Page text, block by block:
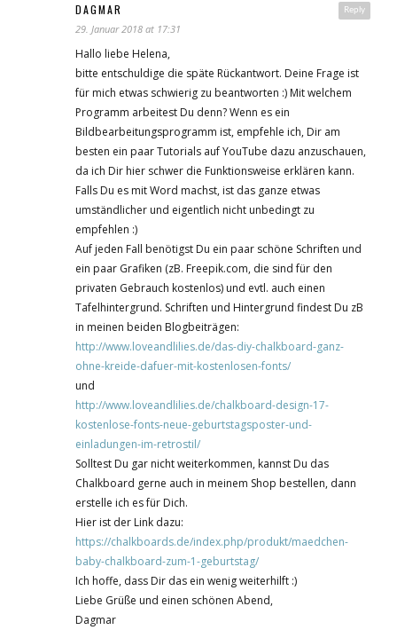
Reply
DAGMAR
29. Januar 2018 at 17:31
Hallo liebe Helena,
bitte entschuldige die späte Rückantwort. Deine Frage ist
für mich etwas schwierig zu beantworten :) Mit welchem
Programm arbeitest Du denn? Wenn es ein
Bildbearbeitungsprogramm ist, empfehle ich, Dir am
besten ein paar Tutorials auf YouTube dazu anzuschauen,
da ich Dir hier schwer die Funktionsweise erklären kann.
Falls Du es mit Word machst, ist das ganze etwas
umständlicher und eigentlich nicht unbedingt zu
empfehlen :)
Auf jeden Fall benötigst Du ein paar schöne Schriften und
ein paar Grafiken (zB. Freepik.com, die sind für den
privaten Gebrauch kostenlos) und evtl. auch einen
Tafelhintergrund. Schriften und Hintergrund findest Du zB
in meinen beiden Blogbeiträgen:
http://www.loveandlilies.de/das-diy-chalkboard-ganz-
ohne-kreide-dafuer-mit-kostenlosen-fonts/
und
http://www.loveandlilies.de/chalkboard-design-17-
kostenlose-fonts-neue-geburtstagsposter-und-
einladungen-im-retrostil/
Solltest Du gar nicht weiterkommen, kannst Du das
Chalkboard gerne auch in meinem Shop bestellen, dann
erstelle ich es für Dich.
Hier ist der Link dazu:
https://chalkboards.de/index.php/produkt/maedchen-
baby-chalkboard-zum-1-geburtstag/
Ich hoffe, dass Dir das ein wenig weiterhilft :)
Liebe Grüße und einen schönen Abend,
Dagmar